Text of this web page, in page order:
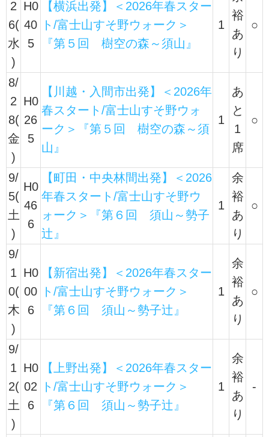
2
6(
水
)
H0
40
5
【横浜出発】＜2026年春スター
ト/富士山すそ野ウォーク＞
『第５回 樹空の森～須山』
1
裕
あ
り
○
8/
2
8(
金
)
H0
26
5
【川越・入間市出発】＜2026年
春スタート/富士山すそ野ウォ
ーク＞『第５回 樹空の森～須
山』
1
あ
と
1
席
○
9/
5(
土
)
H0
46
6
【町田・中央林間出発】＜2026
年春スタート/富士山すそ野ウ
ォーク＞『第６回 須山～勢子
辻』
1
余
裕
あ
り
○
9/
1
0(
木
)
H0
00
6
【新宿出発】＜2026年春スター
ト/富士山すそ野ウォーク＞
『第６回 須山～勢子辻』
1
余
裕
あ
り
○
9/
1
2(
土
)
H0
02
6
【上野出発】＜2026年春スター
ト/富士山すそ野ウォーク＞
『第６回 須山～勢子辻』
1
余
裕
あ
り
-